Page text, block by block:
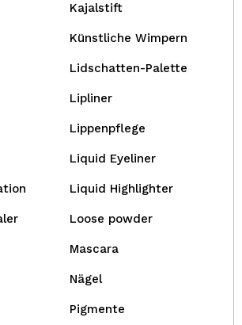
Kajalstift
Künstliche Wimpern
Lidschatten-Palette
Lipliner
Lippenpflege
Liquid Eyeliner
Liquid Highlighter
Loose powder
Mascara
Nägel
Pigmente